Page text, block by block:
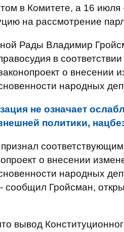
в Комитете, а 16 июля
на рассмотрение
Рады Владимир
в
о внесении
народных
не означает
политики,
о внесении
народных
сообщил Гройсман,
вывод